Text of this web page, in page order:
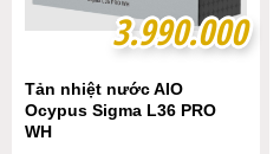
3.990.000
3.990.000
Tản nhiệt nước AIO
Ocypus Sigma L36 PRO
WH